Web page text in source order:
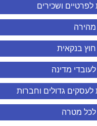
לפרטיים ושכירים
מהירה
חוץ בנקאית
מדינה
לעסקים גדולים וחברות
לכל מטרה